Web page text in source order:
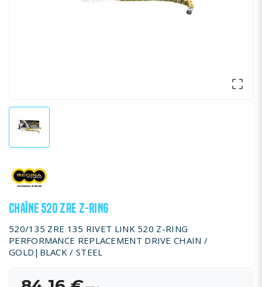

CHAÎNE 520 ZRE Z-RING
520/135 ZRE 135 RIVET LINK 520 Z-RING
PERFORMANCE REPLACEMENT DRIVE CHAIN /
GOLD|BLACK / STEEL